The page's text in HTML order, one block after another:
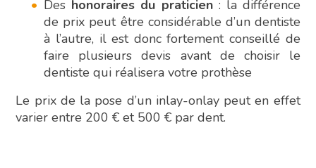
Des honoraires du praticien: la différence
de prix peut être considérable d’un dentiste
à l’autre, il est donc fortement conseillé de
faire plusieurs devis avant de choisir le
dentiste qui réalisera votre prothèse
Le prix de la pose d’un inlay-onlay peut en effet
varier entre 200 € et 500 € par dent.